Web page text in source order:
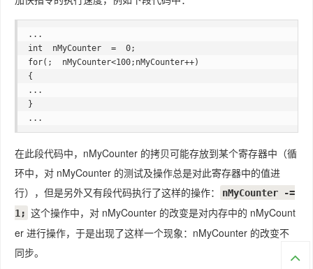
...
int  nMyCounter  =  0;
for(;  nMyCounter<100;nMyCounter++)
{
...
}
...
在此段代码中，nMyCounter 的拷贝可能存放到某个寄存器中（循
环中，对 nMyCounter 的测试及操作总是对此寄存器中的值进
行），但是另外又有段代码执行了这样的操作：
nMyCounter -=
1; 这个操作中，对 nMyCounter 的改变是对内存中的 nMyCount
er 进行操作，于是出现了这样一个现象：nMyCounter 的改变不
同步。